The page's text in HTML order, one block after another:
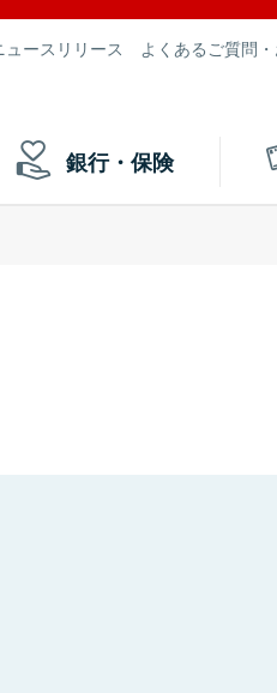
ュースリリース よくあるご質問
銀行・保険